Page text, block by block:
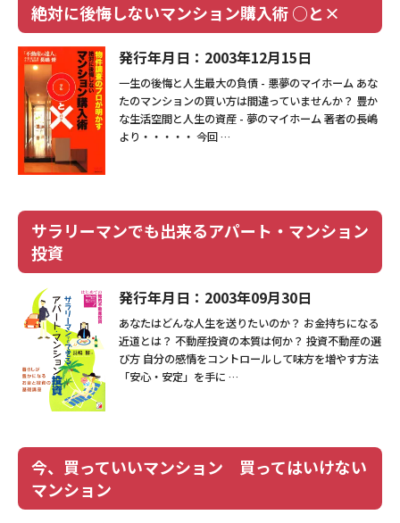
絶対に後悔しないマンション購入術 ○と×
発行年月日：2003年12月15日
一生の後悔と人生最大の負債 - 悪夢のマイホーム あな
たのマンションの買い方は間違っていませんか？ 豊か
な生活空間と人生の資産 - 夢のマイホーム 著者の長嶋
より・・・・・ 今回 …
サラリーマンでも出来るアパート・マンション
投資
発行年月日：2003年09月30日
あなたはどんな人生を送りたいのか？ お金持ちになる
近道とは？ 不動産投資の本質は何か？ 投資不動産の選
び方 自分の感情をコントロールして味方を増やす方法
「安心・安定」を手に …
今、買っていいマンション 買ってはいけない
マンション